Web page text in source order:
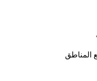
المناطق